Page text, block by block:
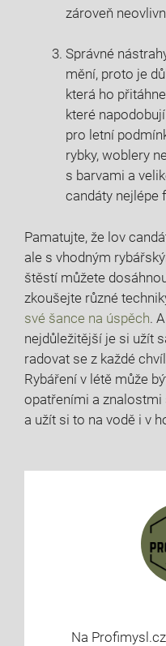
zároveň⁤
Správné
mění, proto‍ je
která‌ ho
které‍
pro ‍letní
rybky,⁢ woblery
s barvami a
candáty nejlépe
Pamatujte, ⁢že lov
ale s vhodným
štěstí můžete
⁢zkoušejte ⁢různé‌
své šance na úspěch.
nejdůležitější je si‍ užít
radovat se z ⁢každé
Rybáření v létě může⁢
opatřeními a znalostmi
a užít si to na vodě i v
Na